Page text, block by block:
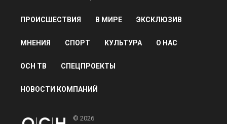
ПРОИСШЕСТВИЯ В МИРЕ ЭКСКЛЮЗИВ
МНЕНИЯ СПОРТ КУЛЬТУРА О НАС
ОСН ТВ СПЕЦПРОЕКТЫ
НОВОСТИ КОМПАНИЙ
© 2026